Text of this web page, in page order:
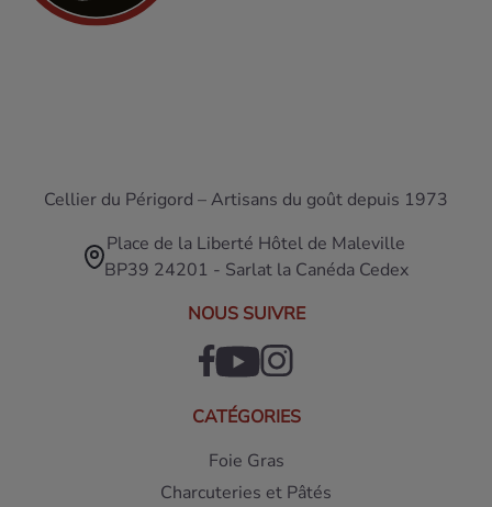
Cellier du Périgord – Artisans du goût depuis 1973
Place de la Liberté Hôtel de Maleville
BP39 24201 - Sarlat la Canéda Cedex
NOUS SUIVRE
CATÉGORIES
Foie Gras
Charcuteries et Pâtés